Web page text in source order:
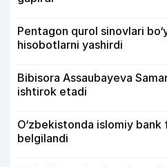
Pentagon qurol sinovlari
hisobotlarni yashirdi
Bibisora Assaubayeva
ishtirok etadi
O‘zbekistonda islomiy
belgilandi